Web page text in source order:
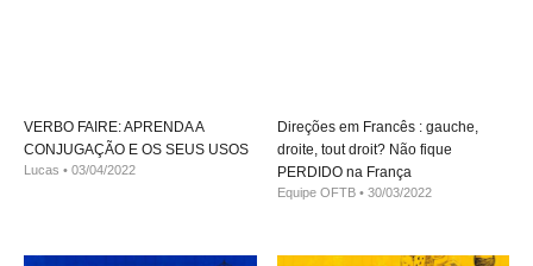
VERBO FAIRE: APRENDA A
CONJUGAÇÃO E OS SEUS USOS
Lucas 03/04/2022
Direções em Francês : gauche,
droite, tout droit? Não fique
PERDIDO na França
Equipe OFTB 30/03/2022